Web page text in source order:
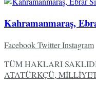
Kahramanmaraş,
FacebookTwitterInstagram
TÜM HAKLARI
ATATÜRKÇÜ,